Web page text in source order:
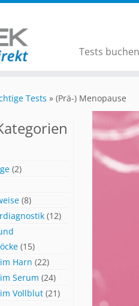
Tests buchen
Tests » (Prä-) Menopause
(2)
(8)
(12)
(15)
Harn (22)
Serum (24)
Vollblut (21)